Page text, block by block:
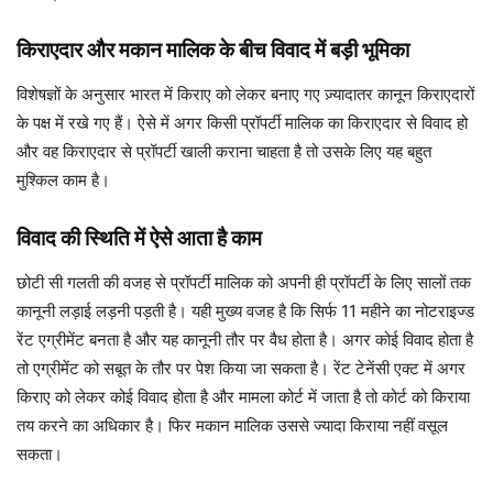
किराएदार और मकान मालिक के बीच विवाद में बड़ी भूमिका
विशेषज्ञों के अनुसार भारत में किराए को लेकर बनाए गए ज़्यादातर कानून किराएदारों
के पक्ष में रखे गए हैं। ऐसे में अगर किसी प्रॉपर्टी मालिक का किराएदार से विवाद हो
और वह किराएदार से प्रॉपर्टी खाली कराना चाहता है तो उसके लिए यह बहुत
मुश्किल काम है।
विवाद की स्थिति में ऐसे आता है काम
छोटी सी गलती की वजह से प्रॉपर्टी मालिक को अपनी ही प्रॉपर्टी के लिए सालों तक
कानूनी लड़ाई लड़नी पड़ती है। यही मुख्य वजह है कि सिर्फ 11 महीने का नोटराइज्ड
रेंट एग्रीमेंट बनता है और यह कानूनी तौर पर वैध होता है। अगर कोई विवाद होता है
तो एग्रीमेंट को सबूत के तौर पर पेश किया जा सकता है। रेंट टेनेंसी एक्ट में अगर
किराए को लेकर कोई विवाद होता है और मामला कोर्ट में जाता है तो कोर्ट को किराया
तय करने का अधिकार है। फिर मकान मालिक उससे ज्यादा किराया नहीं वसूल
सकता।